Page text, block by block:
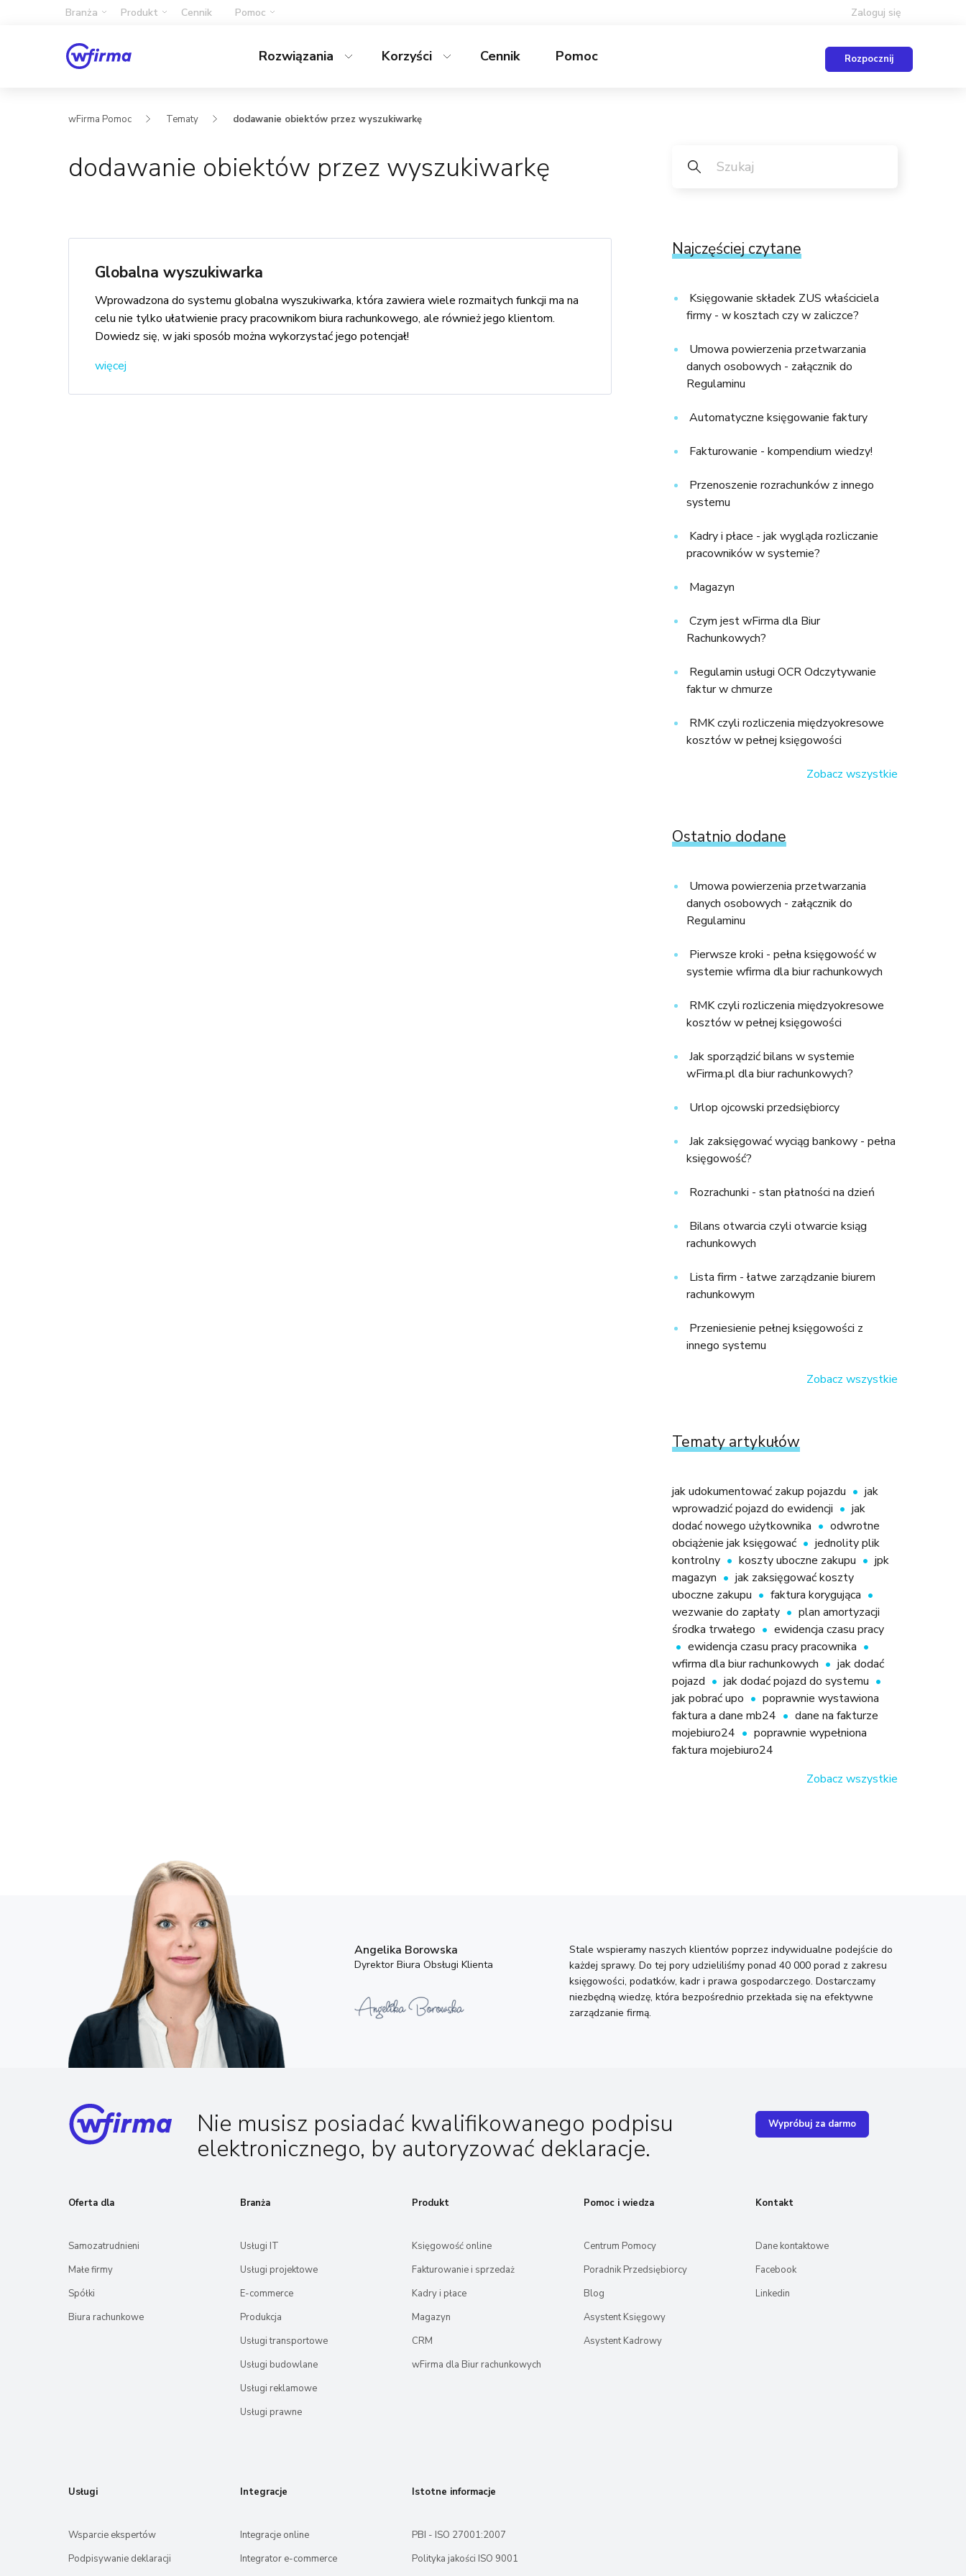
Branża Produkt Cennik Pomoc Zaloguj się
Rozwiązania Korzyści Cennik Pomoc Rozpocznij
wFirma Pomoc Tematy dodawanie obiektów przez wyszukiwarkę
dodawanie obiektów przez wyszukiwarkę
Globalna wyszukiwarka
Wprowadzona do systemu globalna wyszukiwarka, która zawiera wiele rozmaitych funkcji ma na
celu nie tylko ułatwienie pracy pracownikom biura rachunkowego, ale również jego klientom.
Dowiedz się, w jaki sposób można wykorzystać jego potencjał!
więcej
Najczęściej czytane
Księgowanie składek ZUS właściciela
firmy - w kosztach czy w zaliczce?
Umowa powierzenia przetwarzania
danych osobowych - załącznik do
Regulaminu
Automatyczne księgowanie faktury
Fakturowanie - kompendium wiedzy!
Przenoszenie rozrachunków z innego
systemu
Kadry i płace - jak wygląda rozliczanie
pracowników w systemie?
Magazyn
Czym jest wFirma dla Biur
Rachunkowych?
Regulamin usługi OCR Odczytywanie
faktur w chmurze
RMK czyli rozliczenia międzyokresowe
kosztów w pełnej księgowości
Zobacz wszystkie
Ostatnio dodane
Umowa powierzenia przetwarzania
danych osobowych - załącznik do
Regulaminu
Pierwsze kroki - pełna księgowość w
systemie wfirma dla biur rachunkowych
RMK czyli rozliczenia międzyokresowe
kosztów w pełnej księgowości
Jak sporządzić bilans w systemie
wFirma.pl dla biur rachunkowych?
Urlop ojcowski przedsiębiorcy
Jak zaksięgować wyciąg bankowy - pełna
księgowość?
Rozrachunki - stan płatności na dzień
Bilans otwarcia czyli otwarcie ksiąg
rachunkowych
Lista firm - łatwe zarządzanie biurem
rachunkowym
Przeniesienie pełnej księgowości z
innego systemu
Zobacz wszystkie
Tematy artykułów
jak udokumentować zakup pojazdu
jak
wprowadzić pojazd do ewidencji
jak
dodać nowego użytkownika
odwrotne
obciążenie jak księgować
jednolity plik
kontrolny
koszty uboczne zakupu
jpk
magazyn
jak zaksięgować koszty
uboczne zakupu
faktura korygująca
wezwanie do zapłaty
plan amortyzacji
środka trwałego
ewidencja czasu pracy
ewidencja czasu pracy pracownika
wfirma dla biur rachunkowych
jak dodać
pojazd
jak dodać pojazd do systemu
jak pobrać upo
poprawnie wystawiona
faktura a dane mb24
dane na fakturze
mojebiuro24
poprawnie wypełniona
faktura mojebiuro24
Zobacz wszystkie
Stale wspieramy naszych klientów poprzez indywidualne podejście do
każdej sprawy. Do tej pory udzieliliśmy ponad 40 000 porad z zakresu
księgowości, podatków, kadr i prawa gospodarczego. Dostarczamy
niezbędną wiedzę, która bezpośrednio przekłada się na efektywne
zarządzanie firmą.
Angelika Borowska
Dyrektor Biura Obsługi Klienta
Nie musisz posiadać kwalifikowanego podpisu
elektronicznego, by autoryzować deklaracje.
Wypróbuj za darmo
Oferta dla
Samozatrudnieni
Małe firmy
Spółki
Biura rachunkowe
Branża
Usługi IT
Usługi projektowe
E-commerce
Produkcja
Usługi transportowe
Usługi budowlane
Usługi reklamowe
Usługi prawne
Produkt
Księgowość online
Fakturowanie i sprzedaż
Kadry i płace
Magazyn
CRM
wFirma dla Biur rachunkowych
Pomoc i wiedza
Centrum Pomocy
Poradnik Przedsiębiorcy
Blog
Asystent Księgowy
Asystent Kadrowy
Kontakt
Dane kontaktowe
Facebook
Linkedin
Usługi
Wsparcie ekspertów
Podpisywanie deklaracji
Integracje
Integracje online
Integrator e-commerce
Istotne informacje
PBI - ISO 27001:2007
Polityka jakości ISO 9001